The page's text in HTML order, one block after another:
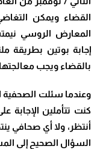
القضاء ويمكن
المعارض الروسي
إجابة بوتين بطريقة
بالقضاء ويجب
وعندما سئلت الصحفية
كنت تتأملين
أنتظر، ولا أي صحافي
السؤال الصحيح إلى